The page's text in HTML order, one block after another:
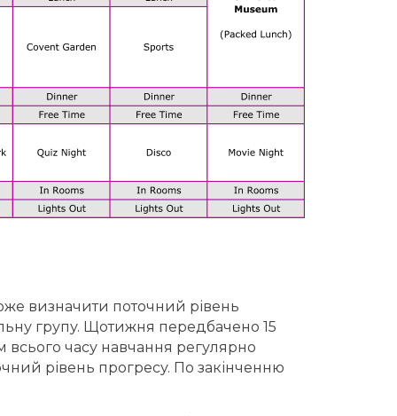
визначити поточний рівень
групу. Щотижня передбачено 15
всього часу навчання регулярно
рівень прогресу. По закінченню